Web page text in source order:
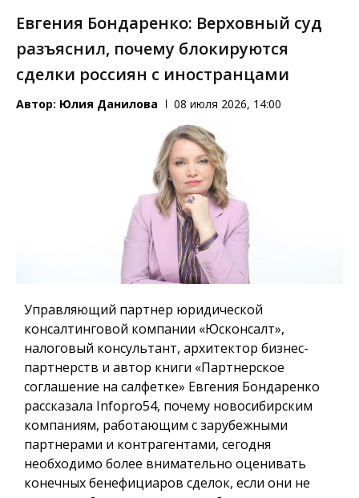
Евгения Бондаренко: Верховный суд
разъяснил, почему блокируются
сделки россиян с иностранцами
Автор: Юлия Данилова 08 июля 2026, 14:00
Управляющий партнер юридической
консалтинговой компании «Юсконсалт»,
налоговый консультант, архитектор бизнес-
партнерств и автор книги «Партнерское
соглашение на салфетке» Евгения Бондаренко
рассказала Infopro54, почему новосибирским
компаниям, работающим с зарубежными
партнерами и контрагентами, сегодня
необходимо более внимательно оценивать
конечных бенефициаров сделок, если они не